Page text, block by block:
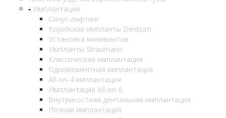
Имплантация
Синус-лифтинг
Корейские импланты Dentium
Установка минивинтов
Импланты Straumann
Классическая имплантация
Одномоментная имплантация
All-on-4 имплантация
Имплантация All-on-6
Внутрикостная дентальная имплантация
Полная имплантация